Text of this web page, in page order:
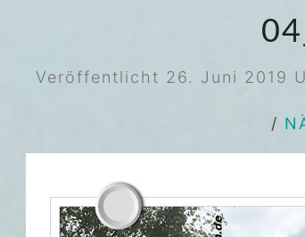
Veröffentlicht 26. Juni 2019
/